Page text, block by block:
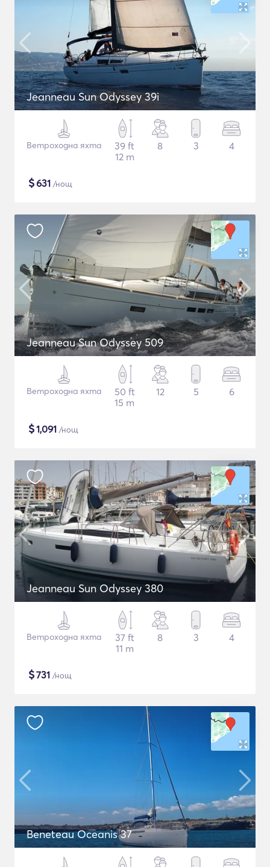
Jeanneau Sun Odyssey 39i
Ветроходна яхта
39 ft
12 m
8 3 4
$631 /нощ
Jeanneau Sun Odyssey 509
Ветроходна яхта
50 ft
15 m
12 5 6
$1,091 /нощ
Jeanneau Sun Odyssey 380
Ветроходна яхта
37 ft
11 m
8 3 4
$731 /нощ
Beneteau Oceanis 37